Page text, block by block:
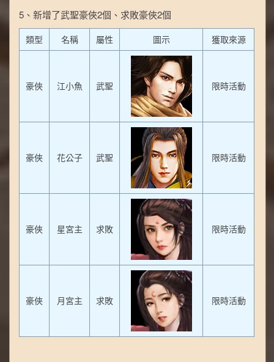
5、新增了武聖豪俠2個、求敗豪俠2個
類型 名稱 屬性 圖示 獲取來源
豪俠 江小魚 武聖 限時活動
豪俠 花公子 武聖 限時活動
豪俠 星宮主 求敗 限時活動
豪俠 月宮主 求敗 限時活動